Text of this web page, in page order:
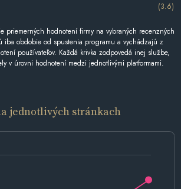
(3.6)
priemerných hodnotení firmy na vybraných recenzných
iba obdobie od spustenia programu a vychádzajú z
používateľov. Každá krivka zodpovedá inej službe,
v úrovni hodnotení medzi jednotlivými platformami.
jednotlivých stránkach